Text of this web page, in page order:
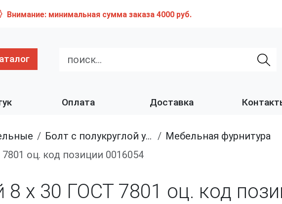
Внимание: минимальная сумма заказа 4000 руб.
Оплата Доставка
Болт с полукруглой увеличенной головкой и усом класса точности C (мебельный)
Мебельная фурнитура
оц. код позиции 0016054
х 30 ГОСТ 7801 оц. код